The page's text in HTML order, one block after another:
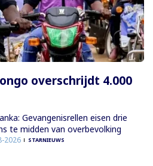
overschrijdt 4.000
Gevangenisrellen eisen drie
te midden van overbevolking
2026 STARNIEUWS